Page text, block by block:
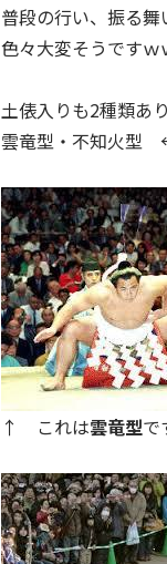
普段の行い、振る舞
色々大変そうですｗ
土俵入りも2種類あり
雲竜型・不知火型
↑ これは雲竜型で